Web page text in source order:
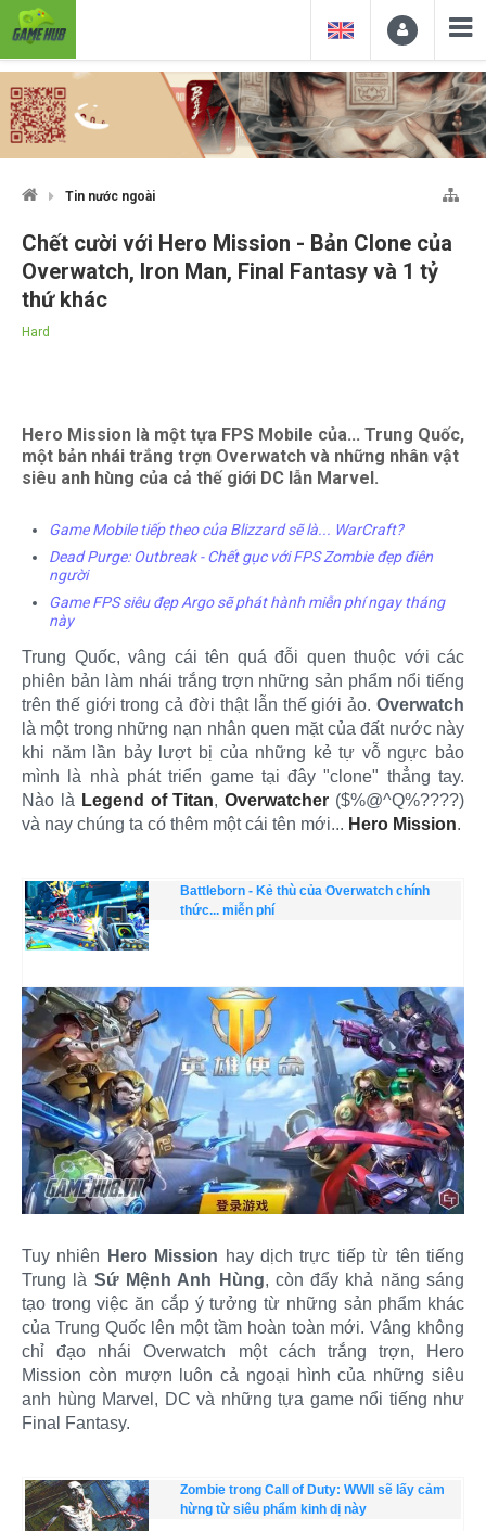
Tin nước ngoài
Chết cười với Hero Mission - Bản Clone của
Overwatch, Iron Man, Final Fantasy và 1 tỷ
thứ khác
Hard
Hero Mission là một tựa FPS Mobile của... Trung Quốc,
một bản nhái trắng trợn Overwatch và những nhân vật
siêu anh hùng của cả thế giới DC lẫn Marvel.
Game Mobile tiếp theo của Blizzard sẽ là... WarCraft?
Dead Purge: Outbreak - Chết gục với FPS Zombie đẹp điên
người
Game FPS siêu đẹp Argo sẽ phát hành miễn phí ngay tháng
này
Trung Quốc, vâng cái tên quá đỗi quen thuộc với các
phiên bản làm nhái trắng trợn những sản phẩm nổi tiếng
trên thế giới trong cả đời thật lẫn thế giới ảo. Overwatch
là một trong những nạn nhân quen mặt của đất nước này
khi năm lần bảy lượt bị của những kẻ tự vỗ ngực bảo
mình là nhà phát triển game tại đây "clone" thẳng tay.
Nào là Legend of Titan,Overwatcher ($%@^Q%????)
và nay chúng ta có thêm một cái tên mới... Hero Mission.
Battleborn - Kẻ thù của Overwatch chính
thức... miễn phí
Tuy nhiên Hero Mission hay dịch trực tiếp từ tên tiếng
Trung là Sứ Mệnh Anh Hùng, còn đẩy khả năng sáng
tạo trong việc ăn cắp ý tưởng từ những sản phẩm khác
của Trung Quốc lên một tầm hoàn toàn mới. Vâng không
chỉ đạo nhái Overwatch một cách trắng trợn, Hero
Mission còn mượn luôn cả ngoại hình của những siêu
anh hùng Marvel, DC và những tựa game nổi tiếng như
Final Fantasy.
Zombie trong Call of Duty: WWII sẽ lấy cảm
hừng từ siêu phẩm kinh dị này